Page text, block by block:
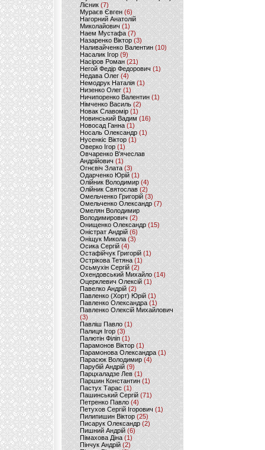
Лісник (7)
Мураєв Євген(6)
Нагорний Анатолій
Миколайович (1)
Наем Мустафа (7)
Назаренко Віктор (3)
Наливайченко Валентин (10)
Насалик Ігор(9)
Насіров Роман (21)
Негой Федір Федорович(1)
Недава Олег(4)
Немодрук Наталія(1)
Низенко Олег (1)
Ничипоренко Валентин (1)
Німченко Василь (2)
Новак Славомір (1)
Новинський Вадим (16)
Новосад Ганна (1)
Носаль Олександр (1)
Нусенкіс Віктор (1)
Оверко Ігор (1)
Овчаренко В'ячеслав
Андрійович(1)
Огнєвіч Злата (3)
Одарченко Юрій(1)
Олійник Володимир (4)
Олійник Святослав (2)
Омельченко Григорій (3)
Омельченко Олександр(7)
Омелян Володимир
Володимирович (2)
Онищенко Олександр (15)
Оністрат Андрій (6)
Оніщук Микола (3)
Осика Сергій(4)
Остафійчук Григорій(1)
Острікова Тетяна (1)
Осьмухін Сергій (2)
Охендовський Михайло (14)
Оцерклевич Олексій (1)
Павелко Андрій (2)
Павленко (Хорт) Юрій (1)
Павленко Олександра (1)
Павленко Олексій Михайлович
(3)
Павліш Павло(1)
Палиця Ігор (3)
Палютін Філіп(1)
Парамонов Віктор (1)
Парамонова Олександра(1)
Парасюк Володимир(4)
Парубій Андрій (9)
Парцхаладзе Лев (1)
Паршин Константин(1)
Пастух Тарас (1)
Пашинський Сергій (71)
Петренко Павло (4)
Петухов Сергій Ігорович (1)
Пилипишин Віктор(25)
Писарук Олександр(2)
Пишний Андрій (6)
Пімахова Діна(1)
Пінчук Андрій(2)